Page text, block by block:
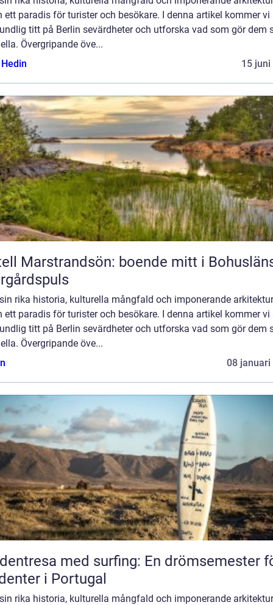
ett paradis för turister och besökare. I denna artikel kommer
titt på Berlin sevärdheter och utforska vad som gör dem
Övergripande öve...
15 juni
Marstrandsön: boende mitt i
rika historia, kulturella mångfald och imponerande
ett paradis för turister och besökare. I denna artikel kommer
titt på Berlin sevärdheter och utforska vad som gör dem
Övergripande öve...
08 januari
med surfing: En drömsemester
i Portugal
rika historia, kulturella mångfald och imponerande